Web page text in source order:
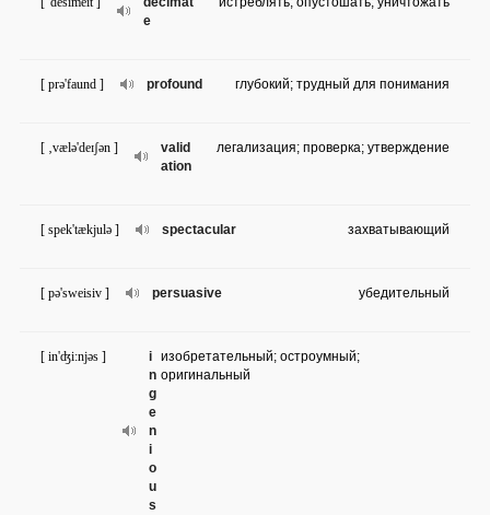
e
profound
[ prə'faund ] глубокий; трудный для понимания
valid
ation
[ ‚vælə'deɪʃən ] легализация; проверка; утверждение
spectacular
[ spek'tækjulə ] захватывающий
persuasive
[ pə'sweisiv ] убедительный
i
n
g
e
n
i
o
u
s
[ in'ʤi:njəs ]
изобретательный; остроумный;
оригинальный